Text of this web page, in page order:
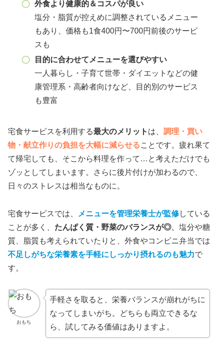
外食より健康的＆コスパが良い
塩分・脂質が控えめに調整されているメニュー
もあり、価格も1食400円〜700円前後のサービ
スも
目的に合わせてメニューを選びやすい
一人暮らし・子育て世帯・ダイエットなどの健
康管理系・高齢者向けなど、目的別のサービス
も豊富
宅食サービスを利用する最大のメリット は、 調理・買い
物・献立作りの負担を大幅に減らせることです。疲れ果て
て帰宅しても、そこから料理を作って…と考えただけでも
ゾッとしてしまいます。さらに後片付けが加わるので、
日々のストレスは相当なものに。
宅食サービスでは、 メニューを管理栄養士が監修している
ことが多く、 たんぱく質・野菜のバランスが◎。塩分や糖
質、脂質も考えられていたりと、外食やコンビニ弁当では
不足しがちな栄養素を手軽にしっかり摂れるのも魅力で
す。
おもち
手軽さを取ると、栄養バランスが崩れがちに
なってしまいがち。どちらも両立できるな
ら、試してみる価値はありますよ。